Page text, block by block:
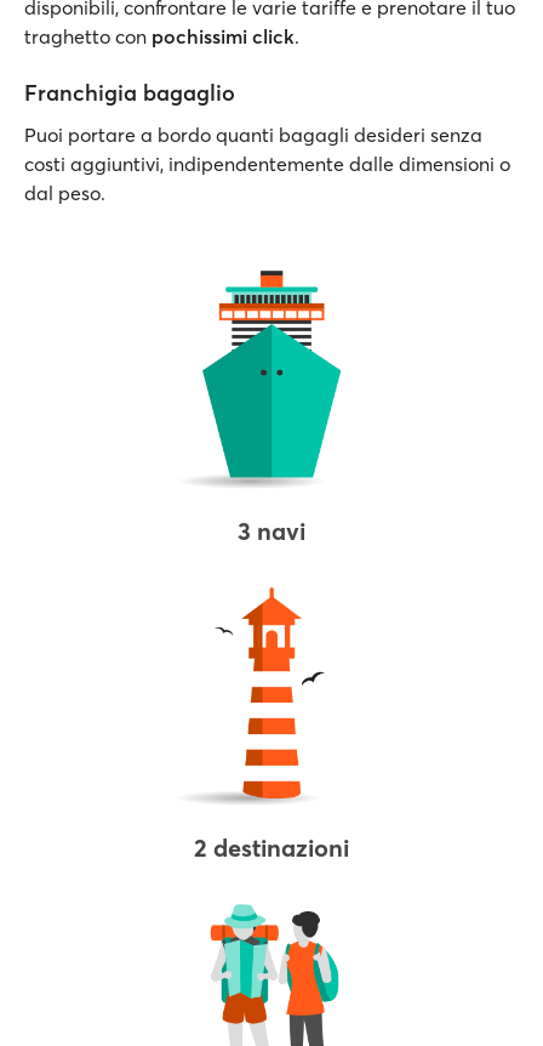
disponibili, confrontare le varie tariffe e prenotare il tuo
traghetto con pochissimi click.
Franchigia bagaglio
Puoi portare a bordo quanti bagagli desideri senza
costi aggiuntivi, indipendentemente dalle dimensioni o
dal peso.
3 navi
2 destinazioni